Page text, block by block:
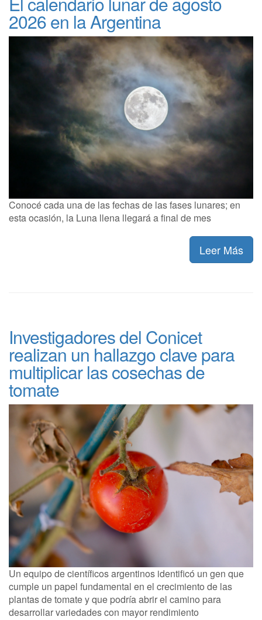
2026 en la Argentina
Conocé cada una de las fechas de las fases lunares; en
esta ocasión, la Luna llena llegará a final de mes
Leer Más
Investigadores del Conicet
realizan un hallazgo clave para
multiplicar las cosechas de
tomate
Un equipo de científicos argentinos identificó un gen que
cumple un papel fundamental en el crecimiento de las
plantas de tomate y que podría abrir el camino para
desarrollar variedades con mayor rendimiento